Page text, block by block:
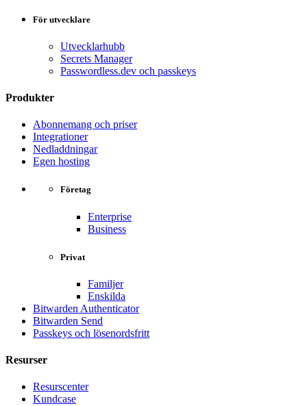
För utvecklare
Utvecklarhubb
Secrets Manager
Passwordless.dev och passkeys
Produkter
Abonnemang och priser
Integrationer
Nedladdningar
Egen hosting
Företag
Enterprise
Business
Privat
Familjer
Enskilda
Bitwarden Authenticator
Bitwarden Send
Passkeys och lösenordsfritt
Resurser
Resurscenter
Kundcase